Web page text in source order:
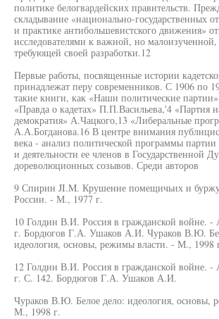
политике белогвардейских правительств.
складывание «национально-государственных
и практике антибольшевистского движения»
исследователями к важной, но
требующей своей разработки.12
Первые работы, посвященные истории
принадлежат перу современников. С 1906 по
такие книги, как «Наши политические
«Правда о кадетах» П.П.Васильева,'4 «Партия
демократия» А.Чацкого,13 «Либеральные
А.А.Богданова.16 В центре внимания
века - анализ политической программы
и деятельности ее членов в Государственной
дореволюционных созывов. Среди авторов
9 Спирин JI.M. Крушение помещичьих и
России. - М., 1977 г.
10 Голдин В.И. Россия в гражданской войне. -
г. Бордюгов Г.А. Ушаков А.И. Чураков В.Ю.
идеология, основы, режимы власти. - М., 1998
12 Голдин В.И. Россия в гражданской войне. -
г. С. 142. Бордюгов Г.А. Ушаков А.И.
Чураков В.Ю. Белое дело: идеология, основы,
М., 1998 г.